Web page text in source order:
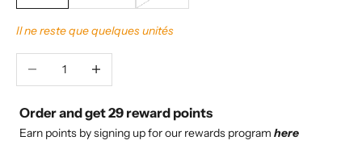
Il ne reste que quelques unités
Diminuer la quantitéAugmenter la quantité
Order and get29 reward points
Earn points by signing up for our rewards program here